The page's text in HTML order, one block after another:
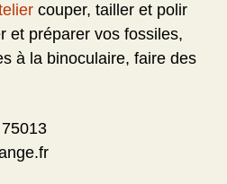
couper, tailler et polir
et préparer vos fossiles,
à la binoculaire, faire des